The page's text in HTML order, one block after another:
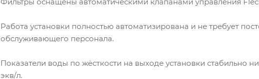
Работа установки полностью автоматизирована и не требует
обслуживающего персонала.
Показатели воды по жёсткости на выходе установки стабильно
экв/л.